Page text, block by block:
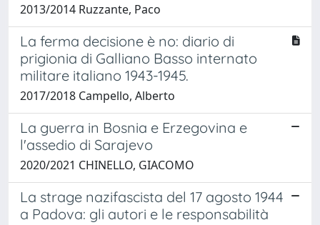
2013/2014 Ruzzante, Paco
La ferma decisione è no: diario di
prigionia di Galliano Basso internato
militare italiano 1943-1945.
2017/2018 Campello, Alberto
La guerra in Bosnia e Erzegovina e
l'assedio di Sarajevo
2020/2021 CHINELLO, GIACOMO
La strage nazifascista del 17 agosto 1944
a Padova: gli autori e le responsabilità